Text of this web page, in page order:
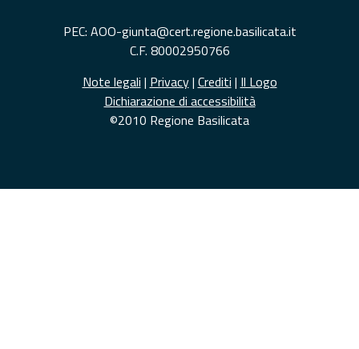
PEC: AOO-giunta@cert.regione.basilicata.it
C.F. 80002950766
Note legali | Privacy| Crediti | Il Logo
Dichiarazione di accessibilità
©2010 Regione Basilicata